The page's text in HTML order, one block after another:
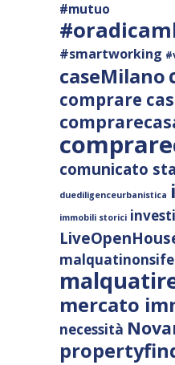
#mutuo
#smartworking
caseMilano
comprare
comunicato
duediligenceurbanistica
immobili storici
mercato
necessità